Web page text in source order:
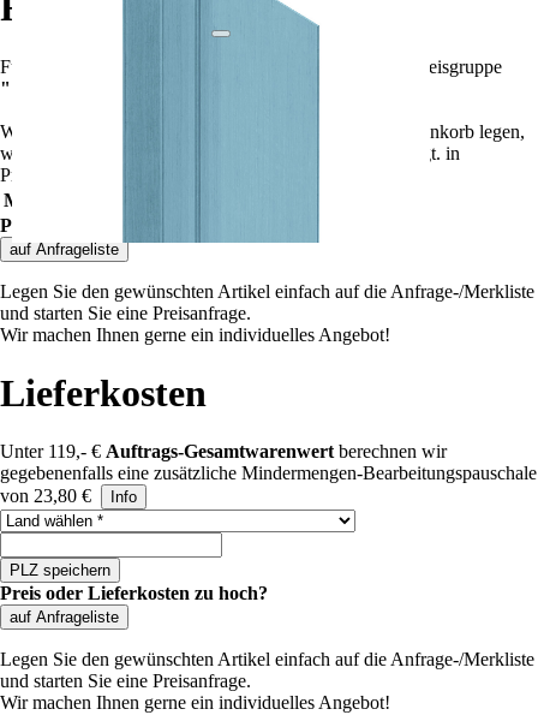
Für die Summe aller Artikel
in Preisgruppe
""
Wenn Sie weitere Artikel dieser Preisgruppe in den Warenkorb legen,
wird der Rabatt automatisch angepasst und dort angezeigt. in
Preisgruppe
Mindestbestellwert
Preis oder Lieferkosten zu hoch?
auf Anfrageliste
Legen Sie den gewünschten Artikel einfach auf die Anfrage-/Merkliste
und starten Sie eine Preisanfrage.
Wir machen Ihnen gerne ein individuelles Angebot!
Lieferkosten
Unter 119,- € Auftrags-Gesamtwarenwert berechnen wir
gegebenenfalls eine zusätzliche Mindermengen-Bearbeitungspauschale
von 23,80 €
Info
Land auswählen
PLZ speichern
Preis oder Lieferkosten zu hoch?
auf Anfrageliste
Legen Sie den gewünschten Artikel einfach auf die Anfrage-/Merkliste
und starten Sie eine Preisanfrage.
Wir machen Ihnen gerne ein individuelles Angebot!